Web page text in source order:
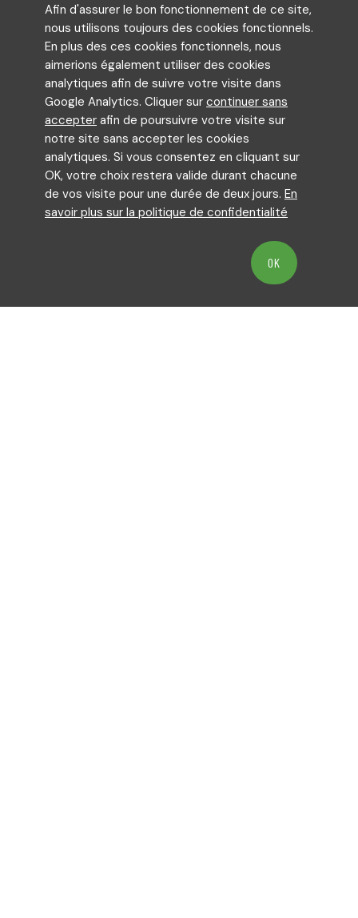
ILS NOUS FONT CONFIANCE
Afin d'assurer le bon fonctionnement de ce site,
nous utilisons toujours des cookies fonctionnels.
En plus des ces cookies fonctionnels, nous
aimerions également utiliser des cookies
analytiques afin de suivre votre visite dans
Google Analytics. Cliquer sur continuer sans
accepter afin de poursuivre votre visite sur
notre site sans accepter les cookies
analytiques. Si vous consentez en cliquant sur
OK, votre choix restera valide durant chacune
de vos visite pour une durée de deux jours. En
savoir plus sur la politique de confidentialité
OK